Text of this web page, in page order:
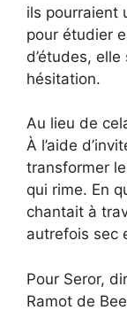
ils pourraient
pour étudier
d’études,
hésitation.
Au lieu de
À l’aide
transformer
qui rime. En
chantait à
autrefois sec
Pour Seror,
Ramot de